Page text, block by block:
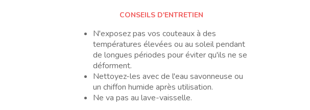
CONSEILS D'ENTRETIEN
N'exposez pas vos couteaux à des
températures élevées ou au soleil pendant
de longues périodes pour éviter qu'ils ne se
déforment.
Nettoyez-les avec de l'eau savonneuse ou
un chiffon humide après utilisation.
Ne va pas au lave-vaisselle.